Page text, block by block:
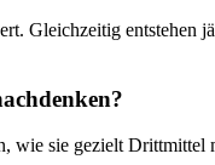
Gleichzeitig entstehen
wie sie gezielt Drittmittel